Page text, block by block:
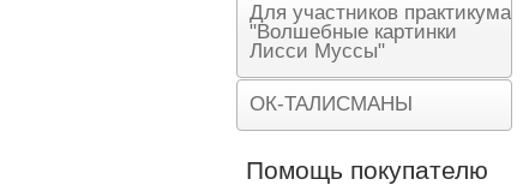
Для участников практикума
"Волшебные картинки
Лисси Муссы"
ОК-ТАЛИСМАНЫ
Помощь покупателю